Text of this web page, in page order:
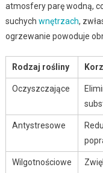
atmosfery parę wodną,
suchych wnętrzach,
ogrzewanie powoduje
Rodzaj rośliny
Oczyszczające
Antystresowe
Wilgotnościowe